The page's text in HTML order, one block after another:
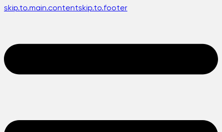
skip.to.main.contentskip.to.footer